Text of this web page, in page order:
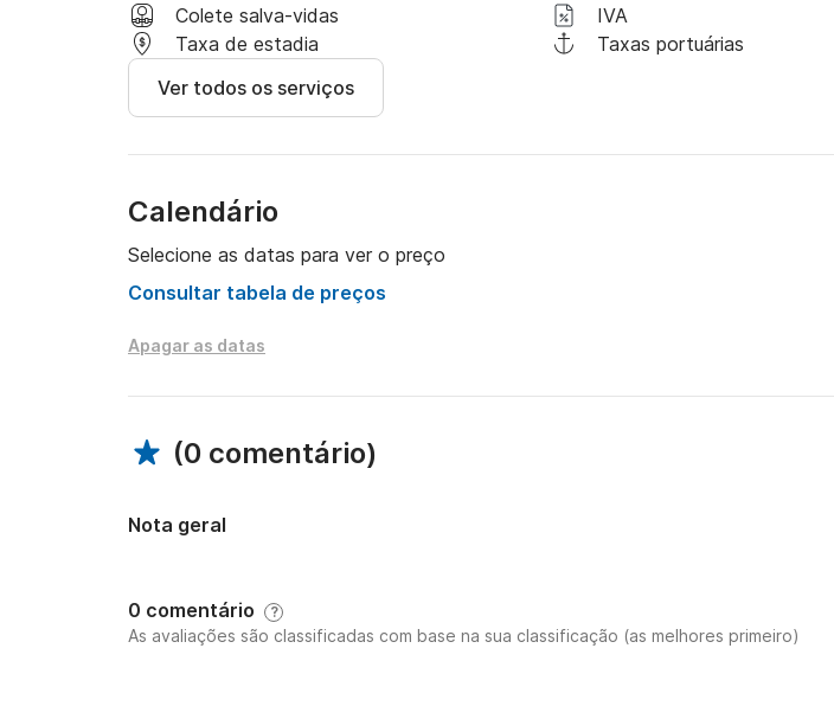
Colete salva-vidas
IVA
Taxa de estadia
Taxas portuárias
Ver todos os serviços
Calendário
Selecione as datas para ver o preço
Consultar tabela de preços
Apagar as datas
(0 comentário)
Nota geral
0 comentário ?
As avaliações são classificadas com base na sua classificação (as melhores primeiro)